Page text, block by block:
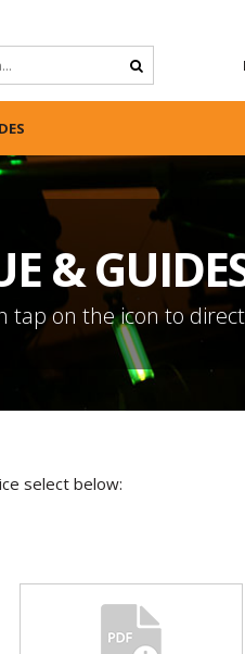
&
tap on the icon to
select below: